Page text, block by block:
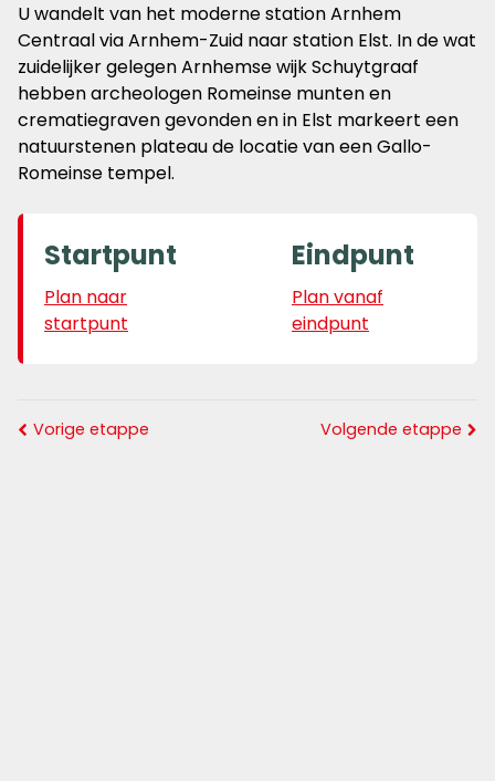
U wandelt van het moderne station Arnhem
Centraal via Arnhem-Zuid naar station Elst. In de wat
zuidelijker gelegen Arnhemse wijk Schuytgraaf
hebben archeologen Romeinse munten en
crematiegraven gevonden en in Elst markeert een
natuurstenen plateau de locatie van een Gallo-
Romeinse tempel.
Startpunt
Plan naar
startpunt
Eindpunt
Plan vanaf
eindpunt
Vorige etappe Volgende etappe